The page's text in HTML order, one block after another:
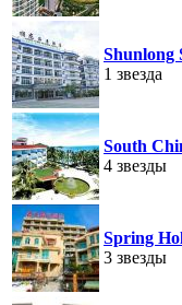
Shunlong
1 звезда
South
4 звезды
Spring
3 звезды